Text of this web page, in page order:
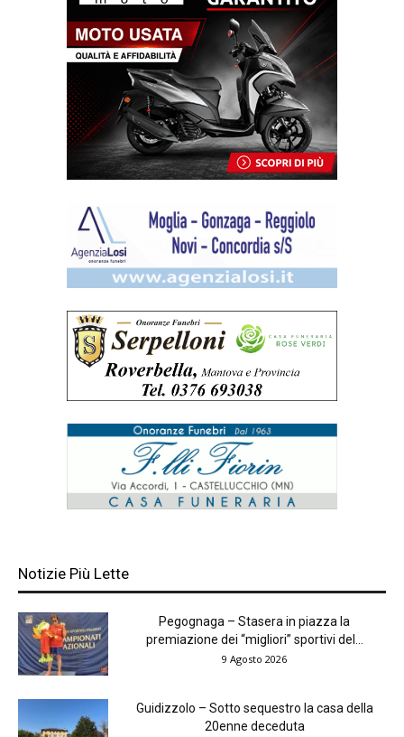
Notizie Più Lette
Pegognaga – Stasera in piazza la
premiazione dei “migliori” sportivi del...
9 Agosto 2026
Guidizzolo – Sotto sequestro la casa della
20enne deceduta